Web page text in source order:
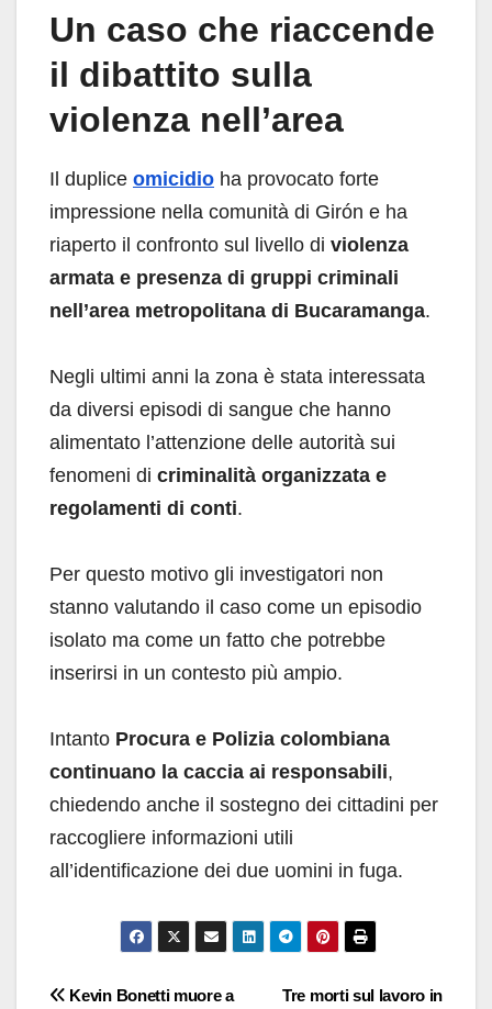
Un caso che riaccende
il dibattito sulla
violenza nell’area
Il duplice omicidio ha provocato forte
impressione nella comunità di Girón e ha
riaperto il confronto sul livello di violenza
armata e presenza di gruppi criminali
nell’area metropolitana di Bucaramanga.
Negli ultimi anni la zona è stata interessata
da diversi episodi di sangue che hanno
alimentato l’attenzione delle autorità sui
fenomeni di criminalità organizzata e
regolamenti di conti.
Per questo motivo gli investigatori non
stanno valutando il caso come un episodio
isolato ma come un fatto che potrebbe
inserirsi in un contesto più ampio.
Intanto Procura e Polizia colombiana
continuano la caccia ai responsabili,
chiedendo anche il sostegno dei cittadini per
raccogliere informazioni utili
all’identificazione dei due uomini in fuga.
Navigazione
Tre morti sul lavoro in
Kevin Bonetti muore a